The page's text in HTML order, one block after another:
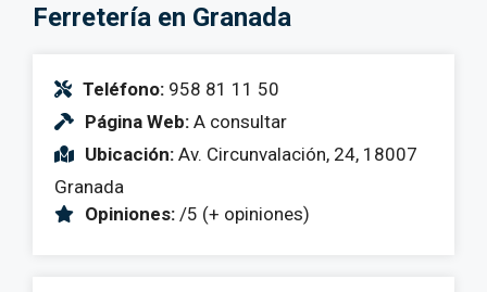
Ferretería en Granada
Teléfono: 958 81 11 50
Página Web: A consultar
Ubicación: Av. Circunvalación, 24, 18007
Granada
Opiniones: /5 (+ opiniones)